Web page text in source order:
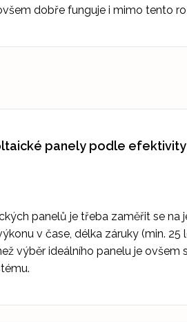
dobře funguje i mimo tento
panely podle efektivity
panelů je třeba zaměřit se na
v čase, délka záruky (min. 25
výběr ideálního panelu je ovšem